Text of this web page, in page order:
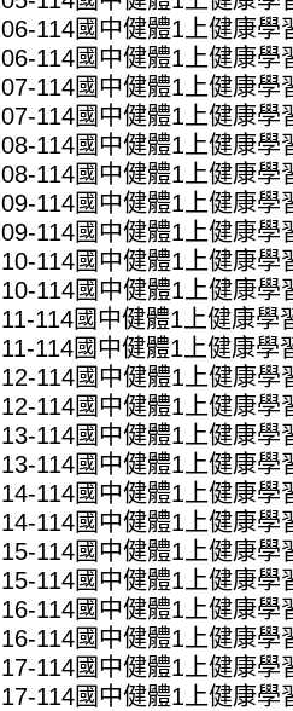
06-114國中健體1上健康學
06-114國中健體1上健康學
07-114國中健體1上健康學
07-114國中健體1上健康學
08-114國中健體1上健康學
08-114國中健體1上健康學
09-114國中健體1上健康學
09-114國中健體1上健康學
10-114國中健體1上健康學
10-114國中健體1上健康學
11-114國中健體1上健康學
11-114國中健體1上健康學
12-114國中健體1上健康學
12-114國中健體1上健康學
13-114國中健體1上健康學
13-114國中健體1上健康學
14-114國中健體1上健康學
14-114國中健體1上健康學
15-114國中健體1上健康學
15-114國中健體1上健康學
16-114國中健體1上健康學
16-114國中健體1上健康學
17-114國中健體1上健康學
17-114國中健體1上健康學